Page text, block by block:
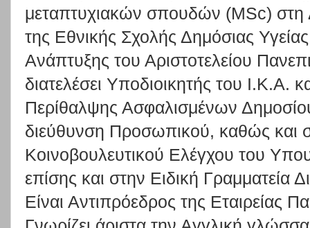
μεταπτυχιακών σπουδών (MSc) στη
της Εθνικής Σχολής Δημόσιας
Ανάπτυξης του Αριστοτελείου
διατελέσει Υποδιοικητής του Ι.Κ.Α.
Περίθαλψης Ασφαλισμένων Δημοσίου
διεύθυνση Προσωπικού, καθώς και
Κοινοβουλευτικού Ελέγχου του
επίσης και στην Ειδική Γραμματεία
Είναι Αντιπρόεδρος της Εταιρείας